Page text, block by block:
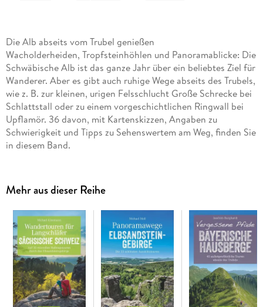
Die Alb abseits vom Trubel genießen
Wacholderheiden, Tropfsteinhöhlen und Panoramablicke: Die
Schwäbische Alb ist das ganze Jahr über ein beliebtes Ziel für
Wanderer. Aber es gibt auch ruhige Wege abseits des Trubels,
wie z. B. zur kleinen, urigen Felsschlucht Große Schrecke bei
Schlattstall oder zu einem vorgeschichtlichen Ringwall bei
Upflamör. 36 davon, mit Kartenskizzen, Angaben zu
Schwierigkeit und Tipps zu Sehenswertem am Weg, finden Sie
in diesem Band.
Mehr aus dieser Reihe